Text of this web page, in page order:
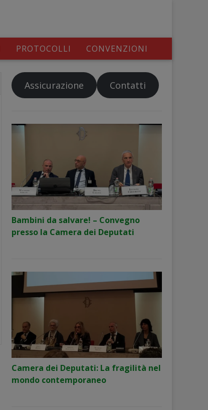
PROTOCOLLI CONVENZIONI
Assicurazione Contatti
Bambini da salvare! – Convegno
presso la Camera dei Deputati
Camera dei Deputati: La fragilità nel
mondo contemporaneo